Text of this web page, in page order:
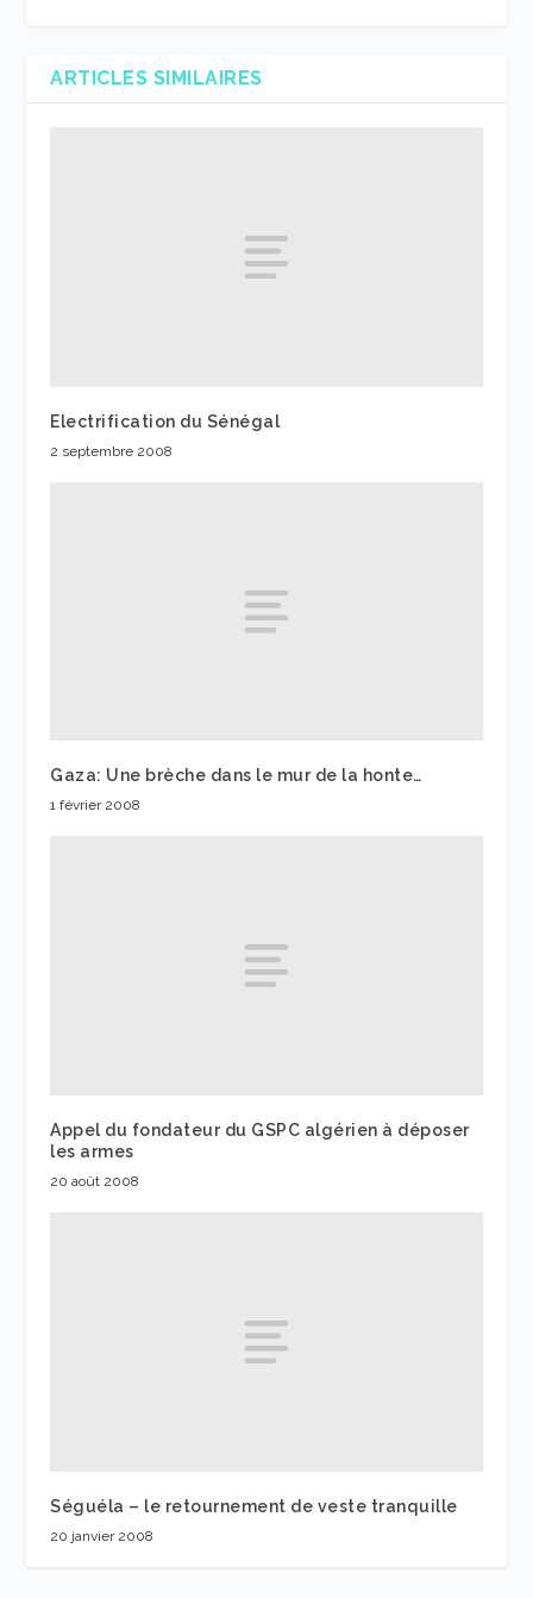
ARTICLES SIMILAIRES
Electrification du Sénégal
2 septembre 2008
Gaza: Une brèche dans le mur de la honte…
1 février 2008
Appel du fondateur du GSPC algérien à déposer
les armes
20 août 2008
Séguéla – le retournement de veste tranquille
20 janvier 2008